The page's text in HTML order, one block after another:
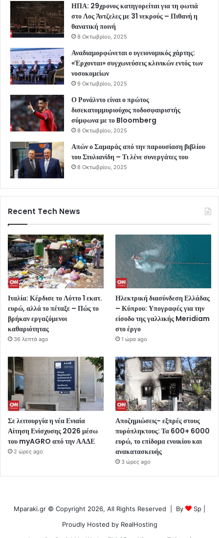
ΗΠΑ: 29χρονος κατηγορείται για τη φωτιά
στο Λος Άντζελες με 31 νεκρούς – Πιθανή η
θανατική ποινή
8 Οκτωβρίου, 2025
Αναδιαμορφώνεται ο υγειονομικός χάρτης:
«Έρχονται» συγχωνεύσεις κλινικών εντός των
νοσοκομείων
9 Οκτωβρίου, 2025
Ο Ρονάλντο είναι ο πρώτος
δισεκατομμυριούχος ποδοσφαιριστής
σύμφωνα με το Bloomberg
8 Οκτωβρίου, 2025
Απών ο Σαμαράς από την παρουσίαση βιβλίου
του Στυλιανίδη – Τι λένε συνεργάτες του
8 Οκτωβρίου, 2025
Recent Tech News
Ιταλία: Κέρδισε το Λόττο 1 εκατ.
ευρώ, αλλά το πέταξε – Πώς το
βρήκαν εργαζόμενοι
καθαριότητας
36 λεπτά ago
Ηλεκτρική διασύνδεση Ελλάδας
– Κύπρου: Υπογραφές για την
είσοδο της γαλλικής Meridiam
στο έργο
1 ώρα ago
Σε λειτουργία η νέα Ενιαία
Αίτηση Ενίσχυσης 2026 μέσω
του myAGRO από την ΑΑΔΕ
2 ώρες ago
Αποζημιώσεις- εξπρές στους
πυρόπληκτους: Τα 600+ 6000
ευρώ, το επίδομα ενοικίου και
ανακατασκευής
3 ώρες ago
Mparaki.gr © Copyright 2026, All Rights Reserved | By Sp
Proudly Hosted by RealHosting